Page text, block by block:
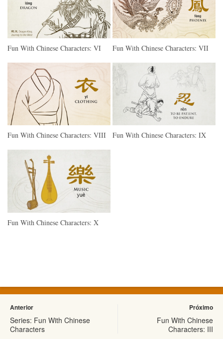
Fun With Chinese Characters: VI Fun With Chinese Characters: VII
Fun With Chinese Characters: VIII Fun With Chinese Characters: IX
Fun With Chinese Characters: X
Anterior
Series: Fun With Chinese
Characters
Próximo
Fun With Chinese
Characters: III